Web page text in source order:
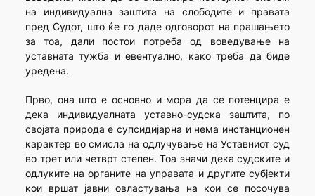
на индивидуална заштита на слободите и правата
пред Судот, што ќе го даде одговорот на прашањето
за тоа, дали постои потреба од воведување на
уставната тужба и евентуално, како треба да биде
уредена.
Прво, она што е основно и мора да се потенцира е
дека индивидуалната уставно-судска заштита, по
својата природа е супсидијарна и нема инстанционен
карактер во смисла на одлучување на Уставниот суд
во трет или четврт степен. Тоа значи дека судските и
одлуките на органите на управата и другите субјекти
кои вршат јавни овластувања на кои се посочува